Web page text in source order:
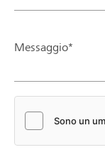
Messaggio*